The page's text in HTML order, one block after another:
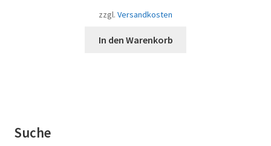
zzgl. Versandkosten
In den Warenkorb
Suche